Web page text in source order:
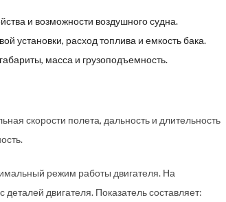
и возможности воздушного судна.
установки, расход топлива и емкость бака.
масса и грузоподъемность.
скорости полета, дальность и длительность
режим работы двигателя. На
двигателя. Показатель составляет: